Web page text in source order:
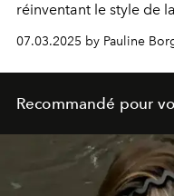
réinventant le style de
07.03.2025 by Pauline
Recommandé pour